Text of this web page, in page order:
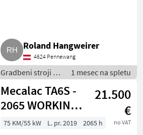
Roland Hangweirer
4624 Pennewang
Gradbeni stroji /
Mobilni bager
1 mesec na spletu
Mecalac TA6S -
2065 WORKING
HOURS - 2019
21.500
€
no VAT
75 KM/55 kW L. pr. 2019
2065 h